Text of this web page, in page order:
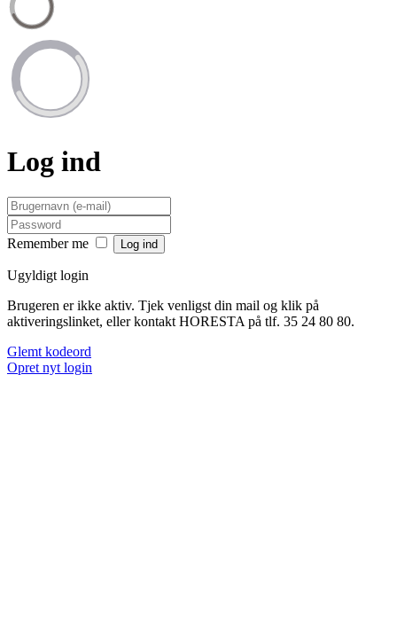
Log ind
Remember me
Ugyldigt login
Brugeren er ikke aktiv. Tjek venligst din mail og klik på
aktiveringslinket, eller kontakt HORESTA på tlf. 35 24 80 80.
Glemt kodeord
Opret nyt login